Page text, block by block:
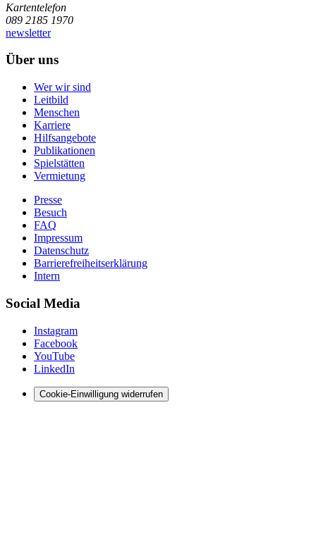
Kartentelefon
089 2185 1970
newsletter
Über uns
Wer wir sind
Leitbild
Menschen
Karriere
Hilfsangebote
Publikationen
Spielstätten
Vermietung
Presse
Besuch
FAQ
Impressum
Datenschutz
Barrierefreiheitserklärung
Intern
Social Media
Instagram
Facebook
YouTube
LinkedIn
Cookie-Einwilligung widerrufen